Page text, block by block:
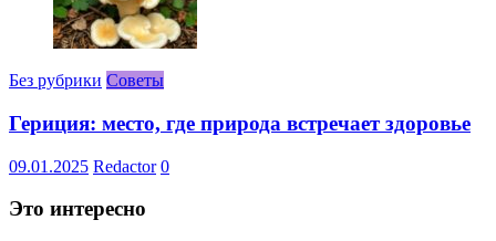
Без рубрики Советы
Гериция: место, где природа встречает здоровье
09.01.2025 Redactor 0
Это интересно